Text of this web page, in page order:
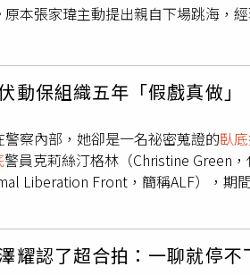
IG）
／采昌提供）《末路雙嬌》描述兩
此引來殺身危機。憑藉韓韶禧與全
而奮不顧身的面貌。導演李煥在昨日
也象徵著年輕世代。若由她們來詮
她們在形象上都與角色非常契合，
每部作品對我來說都同樣珍貴，並
到所有一切都將被裝進這部作品裡
韓韶禧也分享：「她的角色帶有野性
的模樣，這讓我覺得很棒，代表她
一面，這些地方都跟角色有相似之
從她身上得到很多幫助。」而一旁
型電影的機會並不多，所以立刻就
本張家瑋主動提出親自下場跳海，
鬥戲，張家瑋則堅持親自上陣。張
奔逃，還得配合武打演員完成抱起旋
示：「一個人真的抵不過一群人，
神殺氣外放，將反派的殘酷與掌控
，現場氣氛瞬間凝結。」張家瑋拍完
動保組織五年「假戲真做
察內部，她卻是一名祕密蒐證的臥底
警員克莉絲汀格林（Christine Green
Liberation Front，簡稱ALF），期
、結為連理，兩人目前定居瑞典偏
動志工角色，身穿拼布吊帶褲、紮
助運送物資、負責財務事務，快速獲
，該單位成立於1968年，任務是監
認了超合拍：一聊就停不